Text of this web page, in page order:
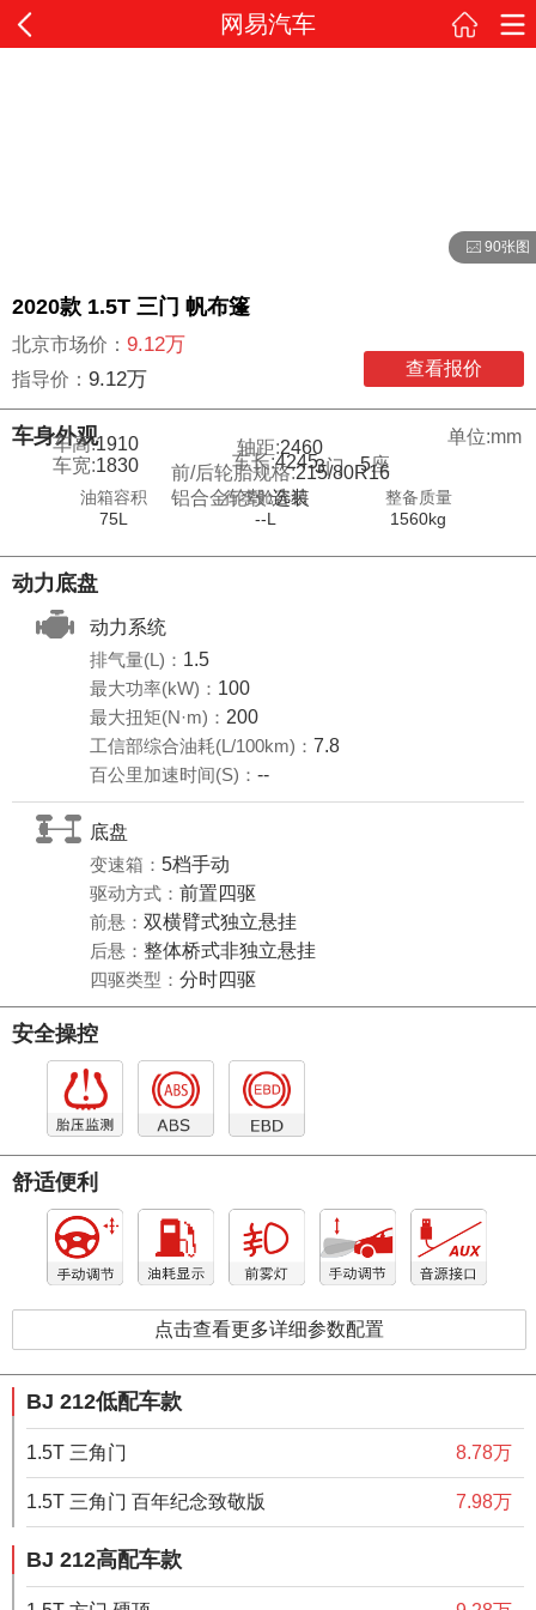
网易汽车
90张图
2020款 1.5T 三门 帆布篷
北京市场价： 9.12万
指导价： 9.12万 查看报价
车身外观
单位:mm
车长:4245
车宽:1830 5座
3门
车高:1910 轴距:2460
前/后轮胎规格:215/80R16
铝合金轮毂:选装
油箱容积
75L
行李舱容积
--L
整备质量
1560kg
动力底盘
动力系统
排气量(L)： 1.5
最大功率(kW)： 100
最大扭矩(N·m)： 200
工信部综合油耗(L/100km)： 7.8
百公里加速时间(S)： --
底盘
变速箱： 5档手动
驱动方式： 前置四驱
前悬： 双横臂式独立悬挂
后悬： 整体桥式非独立悬挂
四驱类型： 分时四驱
安全操控
舒适便利
点击查看更多详细参数配置
BJ 212低配车款
1.5T 三角门 8.78万
1.5T 三角门 百年纪念致敬版 7.98万
BJ 212高配车款